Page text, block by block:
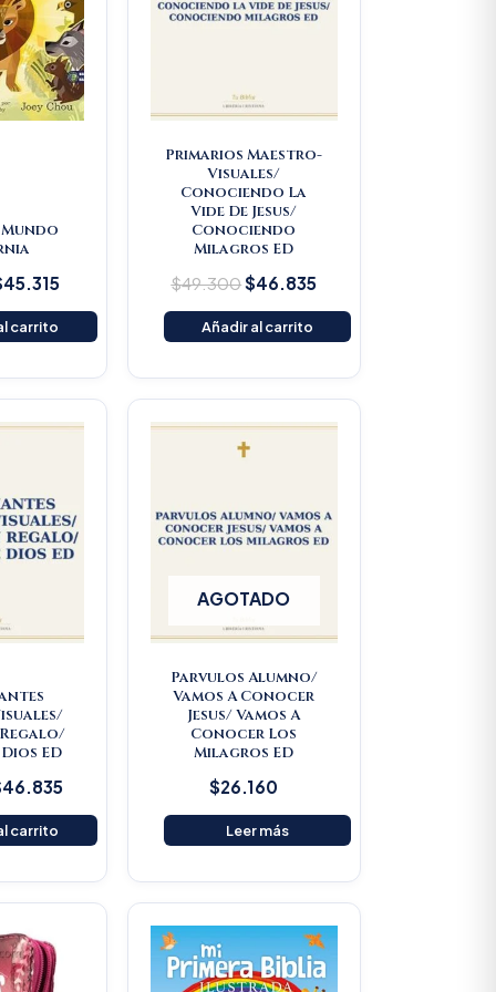
45.315
carrito
Primarios Maestro-
Visuales/
Conociendo La
Vide De Jesus/
Conociendo
Milagros ED
$49.300$46.835
Añadir al carrito
ED
46.835
Current
price
carrito
AGOTADO
Parvulos Alumno/
Vamos A Conocer
Jesus/ Vamos A
Conocer Los
Milagros ED
$26.160
Leer más
Current
price
was:
$61.900.
Current
price
is:
$58.805.